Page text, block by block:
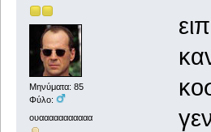
Μηνύματα: 85
Φύλο:
ουααααααααααα